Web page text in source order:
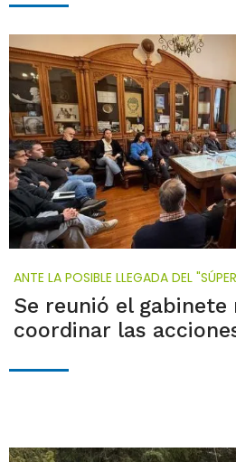
ANTE LA POSIBLE LLEGADA DEL
Se reunió el
coordinar las